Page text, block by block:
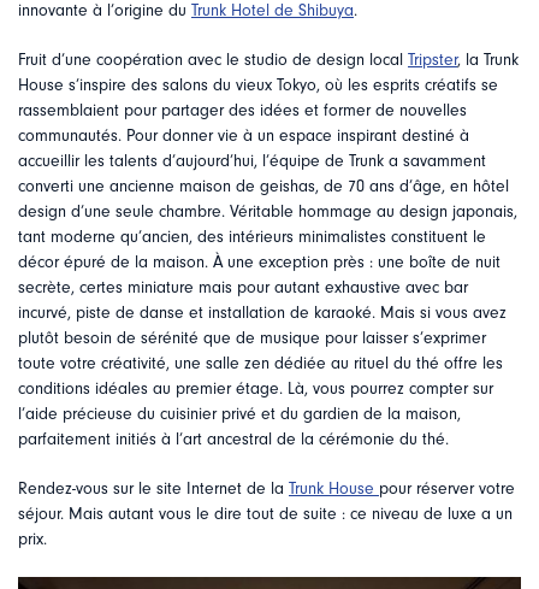
innovante à l’origine du Trunk Hotel de Shibuya.
Fruit d’une coopération avec le studio de design local Tripster, la Trunk
House s’inspire des salons du vieux Tokyo, où les esprits créatifs se
rassemblaient pour partager des idées et former de nouvelles
communautés. Pour donner vie à un espace inspirant destiné à
accueillir les talents d’aujourd’hui, l’équipe de Trunk a savamment
converti une ancienne maison de geishas, de 70 ans d’âge, en hôtel
design d’une seule chambre. Véritable hommage au design japonais,
tant moderne qu’ancien, des intérieurs minimalistes constituent le
décor épuré de la maison. À une exception près : une boîte de nuit
secrète, certes miniature mais pour autant exhaustive avec bar
incurvé, piste de danse et installation de karaoké. Mais si vous avez
plutôt besoin de sérénité que de musique pour laisser s’exprimer
toute votre créativité, une salle zen dédiée au rituel du thé offre les
conditions idéales au premier étage. Là, vous pourrez compter sur
l’aide précieuse du cuisinier privé et du gardien de la maison,
parfaitement initiés à l’art ancestral de la cérémonie du thé.
Rendez-vous sur le site Internet de la Trunk House pour réserver votre
séjour. Mais autant vous le dire tout de suite : ce niveau de luxe a un
prix.